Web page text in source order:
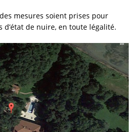
mesures soient prises pour
de nuire, en toute légalité.